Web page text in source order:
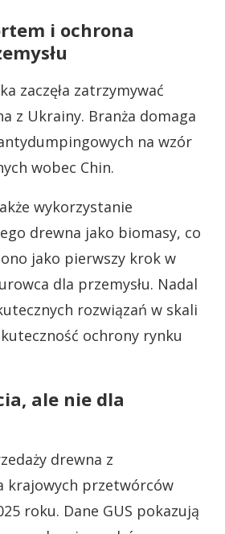
i ochrona
zaczęła zatrzymywać
z Ukrainy. Branża domaga
antydumpingowych na wzór
wobec Chin.
wykorzystanie
drewna jako biomasy, co
jako pierwszy krok w
dla przemysłu. Nadal
rozwiązań w skali
ochrony rynku
ale nie dla
drewna z
krajowych przetwórców
roku. Dane GUS pokazują